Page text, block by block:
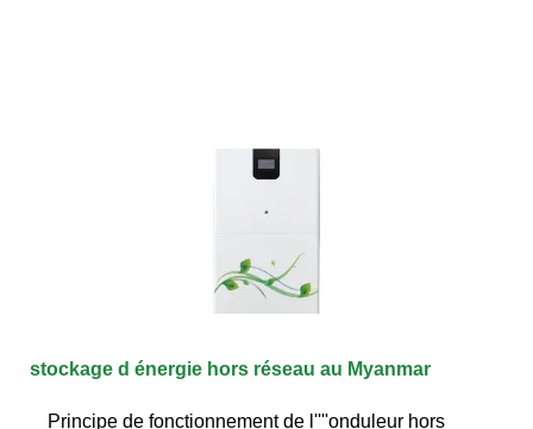
stockage d énergie hors réseau au Myanmar
Principe de fonctionnement de l''''onduleur hors